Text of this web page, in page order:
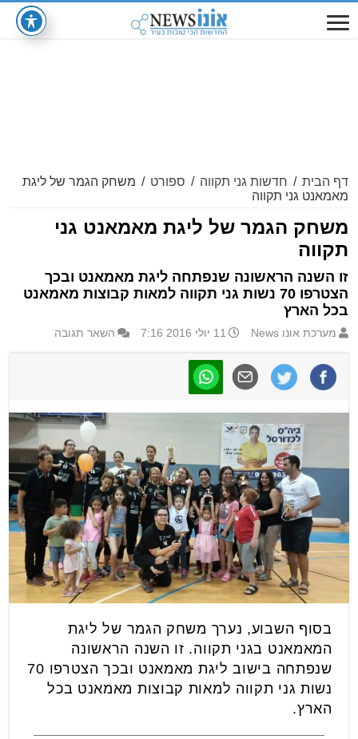
דף הבית / חדשות גני תקווה / ספורט / משחק הגמר של ליגת
מאמאנט גני תקווה
משחק הגמר של ליגת מאמאנט גני
תקווה
זו השנה הראשונה שנפתחה ליגת מאמאנט ובכך
הצטרפו 70 נשות גני תקווה למאות קבוצות מאמאנט
בכל הארץ
מערכת אונו News 11 יולי 2016 7:16 השאר תגובה
בסוף השבוע, נערך משחק הגמר של ליגת
המאמאנט בגני תקווה. זו השנה הראשונה
שנפתחה בישוב ליגת מאמאנט ובכך הצטרפו 70
נשות גני תקווה למאות קבוצות מאמאנט בכל
הארץ.